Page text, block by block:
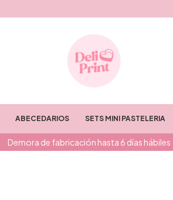
Demora de fabricación hasta 6 días hábiles
ABECEDARIOS SETS MINI PASTELERIA